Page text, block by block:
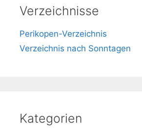
Verzeichnisse
Perikopen-Verzeichnis
Verzeichnis nach Sonntagen
Kategorien